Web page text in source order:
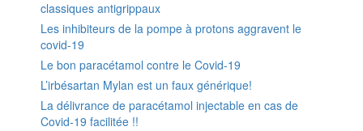
classiques antigrippaux
Les inhibiteurs de la pompe à protons aggravent le
covid-19
Le bon paracétamol contre le Covid-19
L’irbésartan Mylan est un faux générique!
La délivrance de paracétamol injectable en cas de
Covid-19 facilitée !!